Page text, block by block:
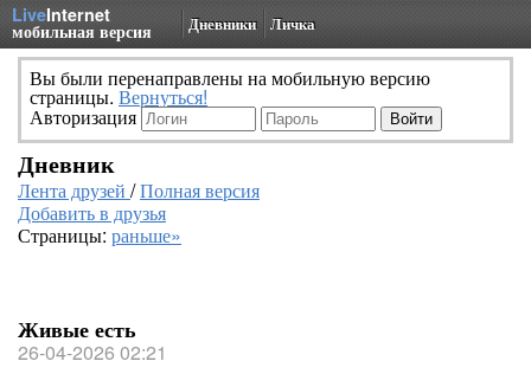
LiveInternet
мобильная версия Дневники Личка
Вы были перенаправлены на мобильную версию
страницы. Вернуться!
Авторизация
Дневник
Лента друзей /Полная версия
Добавить в друзья
Страницы: раньше»
Живые есть
26-04-2026 02:21